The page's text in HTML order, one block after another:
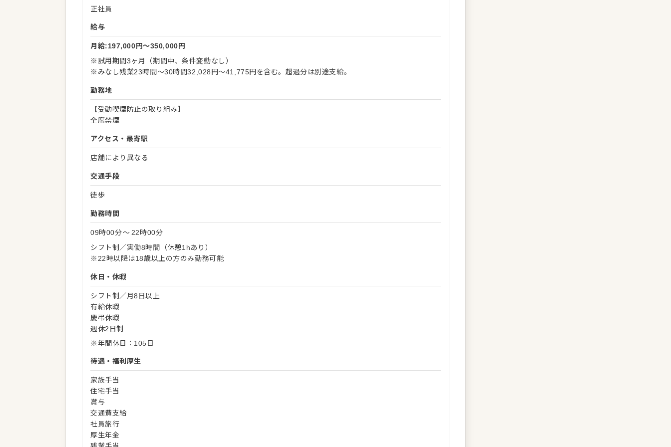
正社員
給与
月給:197,000円〜350,000円
※試用期間3ヶ月（期間中、条件変動なし）
※みなし残業23時間～30時間32,028円～41,775円を含む。超過分は別途支給。
勤務地
【受動喫煙防止の取り組み】
全席禁煙
アクセス・最寄駅
店舗により異なる
交通手段
徒歩
勤務時間
09時00分〜 22時00分
シフト制／実働8時間（休憩1hあり）
※22時以降は18歳以上の方のみ勤務可能
休日・休暇
シフト制／月8日以上
有給休暇
慶弔休暇
週休2日制
※年間休日：105日
待遇・福利厚生
家族手当
住宅手当
賞与
交通費支給
社員旅行
厚生年金